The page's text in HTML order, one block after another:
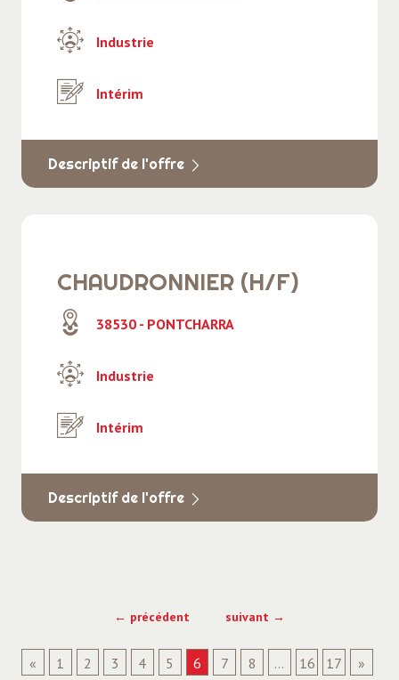
Industrie
Intérim
Descriptif de l'offre
CHAUDRONNIER (H/F)
38530 - PONTCHARRA
Industrie
Intérim
Descriptif de l'offre
← précédent suivant →
« 1 2 3 4 5 6 7 8 ... 16 17 »